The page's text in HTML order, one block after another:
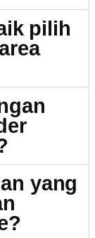
pilih
yang